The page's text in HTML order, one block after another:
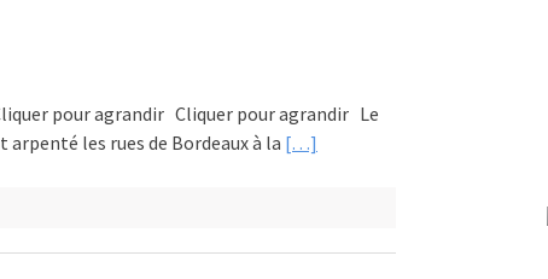
pour agrandir Cliquer pour agrandir Le
arpenté les rues de Bordeaux à la […]